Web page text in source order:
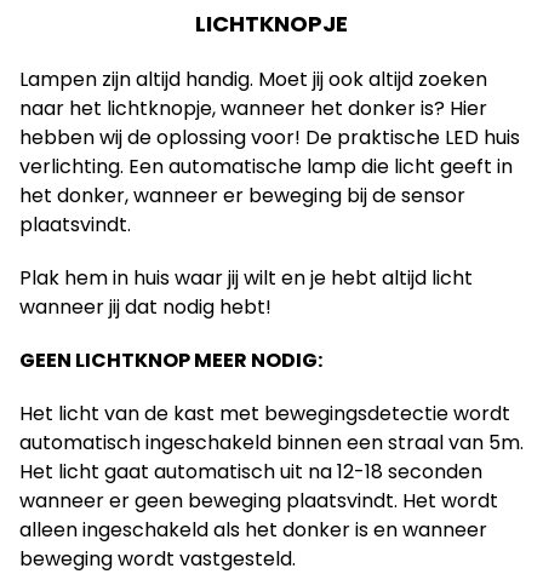
LICHTKNOPJE
Lampen zijn altijd handig. Moet jij ook altijd zoeken
naar het lichtknopje, wanneer het donker is? Hier
hebben wij de oplossing voor! De praktische LED huis
verlichting. Een automatische lamp die licht geeft in
het donker, wanneer er beweging bij de sensor
plaatsvindt.
Plak hem in huis waar jij wilt en je hebt altijd licht
wanneer jij dat nodig hebt!
GEEN LICHTKNOP MEER NODIG:
Het licht van de kast met bewegingsdetectie wordt
automatisch ingeschakeld binnen een straal van 5m.
Het licht gaat automatisch uit na 12-18 seconden
wanneer er geen beweging plaatsvindt. Het wordt
alleen ingeschakeld als het donker is en wanneer
beweging wordt vastgesteld.